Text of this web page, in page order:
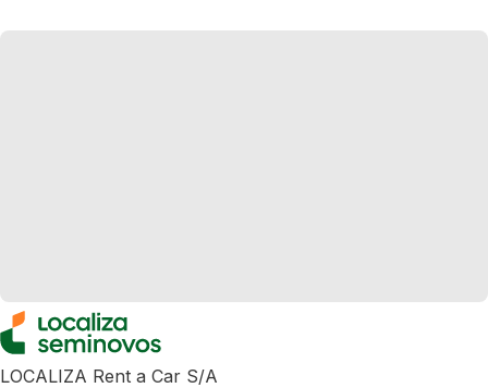
LOCALIZA Rent a Car S/A